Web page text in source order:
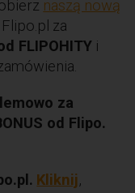
naszą nową
za
FLIPOHITY i
za
od Flipo.
Kliknij,